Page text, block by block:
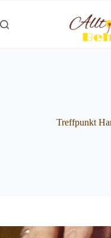
springen
Treffpunkt